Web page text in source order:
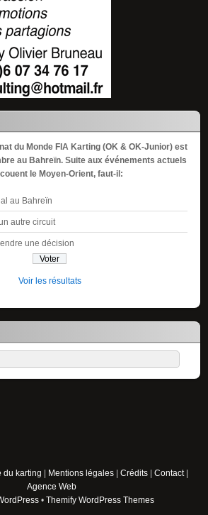
du Monde FIA Karting (OK & OK-Junior) est
au Bahreïn. Suite aux événements actuels
le Moyen-Orient, faut-il:
au Bahreïn
autre circuit
une décision
Voir les résultats
du karting | Mentions légales | Crédits | Contact|
Agence Web
• Themify WordPress Themes